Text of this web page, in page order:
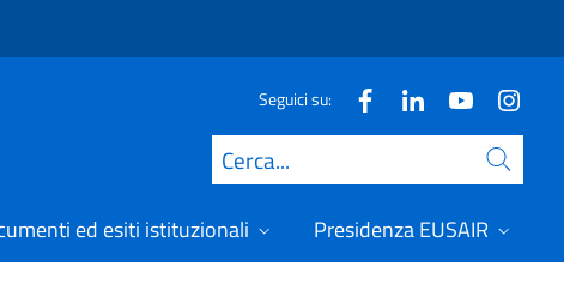
Seguici su:
Cerca
ed esiti istituzionali Presidenza EUSAIR